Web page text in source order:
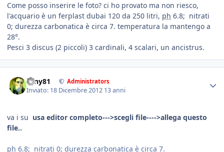
Come posso inserire le foto? ci ho provato ma non riesco,
l'acquario è un ferplast dubai 120 da 250 litri, ph 6.8; nitrati
0; durezza carbonatica è circa 7. temperatura la mantengo a
28°.
Pesci 3 discus (2 piccoli) 3 cardinali, 4 scalari, un ancistrus.
tony81 Administrators
Inviato: 18 Dicembre 2012 13 anni
va i su usa editor completo--->scegli file---->allega questo
file..
ph 6.8; nitrati 0; durezza carbonatica è circa 7.